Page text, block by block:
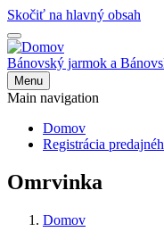
Skočiť na hlavný obsah
Bánovský jarmok a
Menu
Main navigation
Domov
Registrácia
Omrvinka
Domov